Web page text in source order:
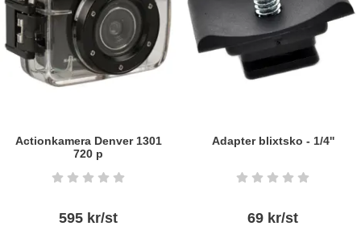
Actionkamera Denver 1301
720 p
Art. nr6108 Betyg: 0 stjärnor av 5
595 kr/st
Adapter blixtsko - 1/4''
Art. nr6266 Betyg: 0 stjärnor
69 kr/st